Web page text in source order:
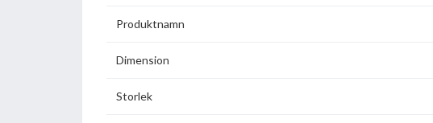
Produktnamn
Dimension
Storlek